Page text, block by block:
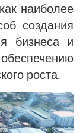
наиболее
создания
бизнеса и
роста.